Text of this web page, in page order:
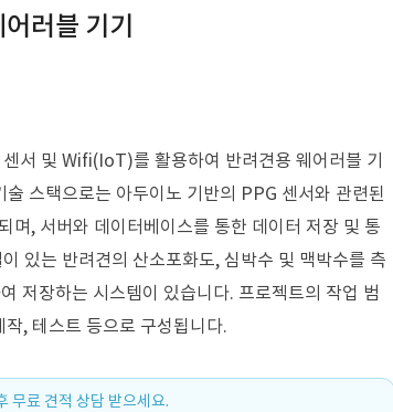
러블 기기
서 및 Wifi(IoT)를 활용하여 반려견용 웨어러블 기
스택으로는 아두이노 기반의 PPG 센서와 관련된
며, 서버와 데이터베이스를 통한 데이터 저장 및 통
있는 반려견의 산소포화도, 심박수 및 맥박수를 측
저장하는 시스템이 있습니다. 프로젝트의 작업 범
, 테스트 등으로 구성됩니다.
무료 견적 상담 받으세요.